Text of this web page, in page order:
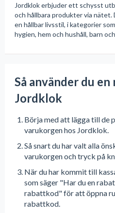
Jordklok erbjuder ett schysst
och hållbara produkter via
en hållbar livsstil, i kategorier
hygien, hem och hushåll, barn
Så använder du
Jordklok
Börja med att lägga till de
varukorgen hos Jordklok.
Så snart du har valt alla
varukorgen och tryck på
När du har kommit till
som säger "Har du en
rabattkod" för att öppna
rabattkod.